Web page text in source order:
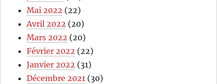
Mai 2022 (22)
Avril 2022 (20)
Mars 2022 (20)
Février 2022 (22)
Janvier 2022 (31)
Décembre 2021 (30)